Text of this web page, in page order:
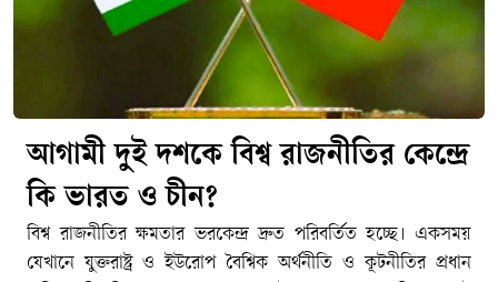
আগামী দুই দশকে বিশ্ব রাজনীতির কেন্দ্রে
কি ভারত ও চীন?
বিশ্ব রাজনীতির ক্ষমতার ভরকেন্দ্র দ্রুত পরিবর্তিত হচ্ছে। একসময়
যেখানে যুক্তরাষ্ট্র ও ইউরোপ বৈশ্বিক অর্থনীতি ও কূটনীতির প্রধান